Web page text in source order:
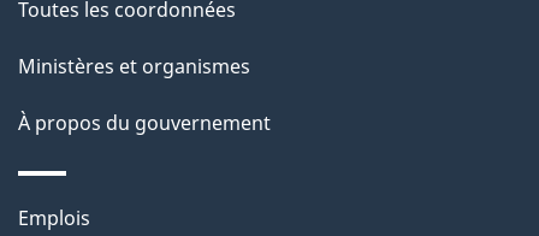
p
a
Toutes les coordonnées
Ministères et organismes
À propos du gouvernement
Thèmes
Emplois